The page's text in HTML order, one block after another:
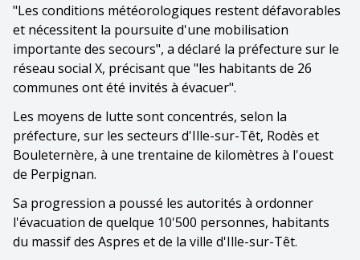
"Les conditions météorologiques restent défavorables
et nécessitent la poursuite d'une mobilisation
importante des secours", a déclaré la préfecture sur le
réseau social X, précisant que "les habitants de 26
communes ont été invités à évacuer".
Les moyens de lutte sont concentrés, selon la
préfecture, sur les secteurs d'Ille-sur-Têt, Rodès et
Bouleternère, à une trentaine de kilomètres à l'ouest
de Perpignan.
Sa progression a poussé les autorités à ordonner
l'évacuation de quelque 10'500 personnes, habitants
du massif des Aspres et de la ville d'Ille-sur-Têt.